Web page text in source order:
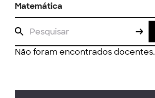
Matemática
Não foram encontrados docentes.